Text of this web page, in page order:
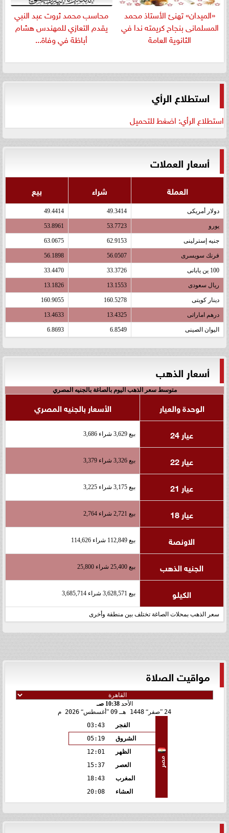
«الميدان» تهنئ الأستاذ محمد
المسلمانى بنجاح كريمته ندا في
الثانوية العامة
​محاسب محمد ثروت عبد النبي
يقدم التعازي للمهندس هشام
أباظة في وفاة...
استطلاع الرأي
استطلاع الرأي: اضغط للتحميل
أسعار العملات
العملة شراء بيع
دولار أمريكى 49.3414
49.4414
يورو 53.7723
53.8961
جنيه إسترلينى 62.9153
63.0675
فرنك سويسرى 56.0507
56.1898
100 ين يابانى 33.3726
33.4470
ريال سعودى 13.1553
13.1826
دينار كويتى 160.5278
160.9055
درهم اماراتى 13.4325
13.4633
اليوان الصينى 6.8549
6.8693
أسعار الذهب
متوسط سعر الذهب اليوم بالصاغة بالجنيه المصري
الوحدة والعيار
الأسعار بالجنيه المصري
عيار 24
بيع 3,629 شراء 3,686
عيار 22 بيع 3,326 شراء 3,379
عيار 21 بيع 3,175 شراء 3,225
عيار 18 بيع 2,721 شراء 2,764
الاونصة بيع 112,849 شراء 114,626
الجنيه الذهب بيع 25,400 شراء 25,800
الكيلو بيع 3,628,571 شراء 3,685,714
سعر الذهب بمحلات الصاغة تختلف بين منطقة وأخرى
مواقيت الصلاة
الأحد10:38 صـ
24
صفر 1448 هـ 09 أغسطس 2026 م
مصر
الفجر
03:43
الشروق
05:19
الظهر
12:01
العصر
15:37
المغرب
18:43
العشاء
20:08